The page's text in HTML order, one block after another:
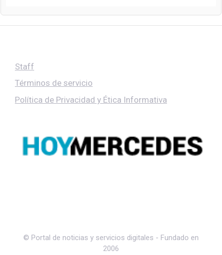
Staff
Términos de servicio
Política de Privacidad y Ética Informativa
© Portal de noticias y servicios digitales - Fundado en
2006